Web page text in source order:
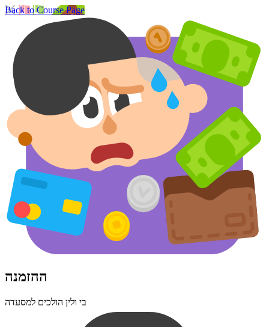
Back to Course Page
ההזמנה
בי ולין הולכים למסעדה